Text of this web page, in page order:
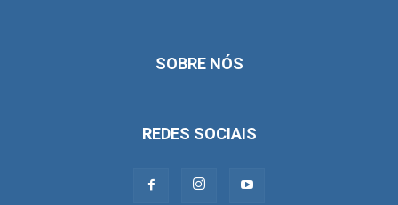
SOBRE NÓS
REDES SOCIAIS